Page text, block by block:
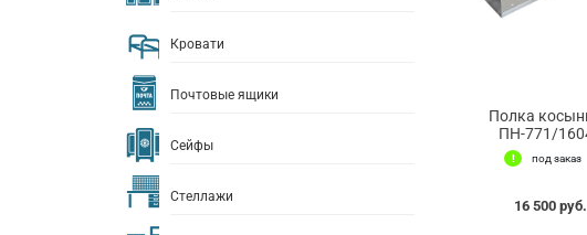
Кровати
Почтовые ящики
Сейфы
Стеллажи
Полка
ПН-771/
под заказ
16 500 руб.